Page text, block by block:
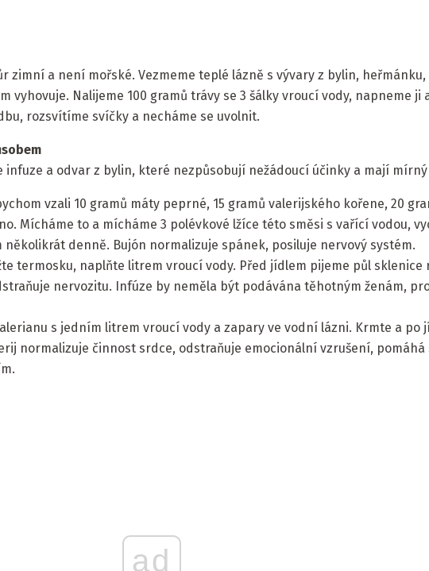
zimní a není mořské. Vezmeme teplé lázně s vývary z bylin, heřmánku,
vyhovuje. Nalijeme 100 gramů trávy se 3 šálky vroucí vody, napneme ji
rozsvítíme svíčky a necháme se uvolnit.
infuze a odvar z bylin, které nezpůsobují nežádoucí účinky a mají
vzali 10 gramů máty peprné, 15 gramů valerijského kořene, 20
Mícháme to a mícháme 3 polévkové lžíce této směsi s vařící vodou,
denně. Bujón normalizuje spánek, posiluje nervový systém.
termosku, naplňte litrem vroucí vody. Před jídlem pijeme půl sklenice
nervozitu. Infúze by neměla být podávána těhotným ženám,
s jedním litrem vroucí vody a zapary ve vodní lázni. Krmte a po
normalizuje činnost srdce, odstraňuje emocionální vzrušení, pomáhá
ad